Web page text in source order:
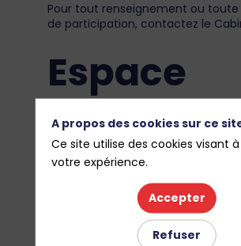
Pour tout renseignement ou
de participation, contactez le
Espace
Presse
Relations presse
A propos des cookies sur ce
Ce site utilise des cookies visant
votre expérience.
Accepter
Refuser